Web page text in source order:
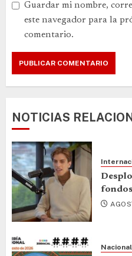
Guardar mi nombre,
este navegador para la
comentario.
NOTICIAS
Nacional